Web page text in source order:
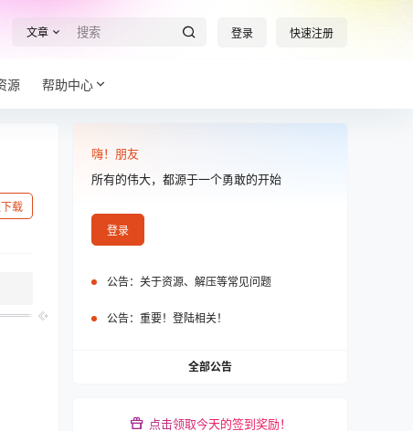
文章 登录 快速注册
源 帮助中心
载
嗨！朋友
所有的伟大，都源于一个勇敢的开始
登录
公告： 关于资源、解压等常见问题
公告： 重要！登陆相关！
全部公告
点击领取今天的签到奖励！